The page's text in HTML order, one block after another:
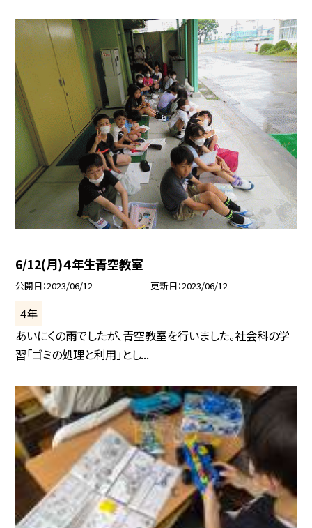
6/12(月)４年生青空教室
公開日 2023/06/12 更新日 2023/06/12
４年
あいにくの雨でしたが、青空教室を行いました。社会科の学
習「ゴミの処理と利用」とし...